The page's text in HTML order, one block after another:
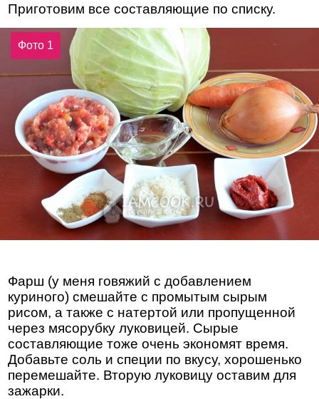
Приготовим все составляющие по списку.
Фото 1
Фарш (у меня говяжий с добавлением
куриного) смешайте с промытым сырым
рисом, а также с натертой или пропущенной
через мясорубку луковицей. Сырые
составляющие тоже очень экономят время.
Добавьте соль и специи по вкусу, хорошенько
перемешайте. Вторую луковицу оставим для
зажарки.